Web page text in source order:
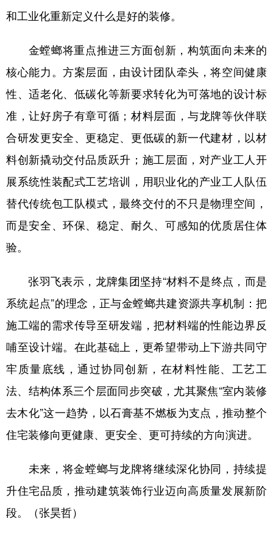
和工业化重新定义什么是好的装修。
金螳螂将重点推进三方面创新，构筑面向未来的
核心能力。方案层面，由设计团队牵头，将空间健康
性、适老化、低碳化等新要求转化为可落地的设计标
准，让好房子有章可循；材料层面，与龙牌等伙伴联
合研发更安全、更稳定、更低碳的新一代建材，以材
料创新撬动交付品质跃升；施工层面，对产业工人开
展系统性装配式工艺培训，用职业化的产业工人队伍
替代传统包工队模式，最终交付的不只是物理空间，
而是安全、环保、稳定、耐久、可感知的优质居住体
验。
张羽飞表示，龙牌集团坚持“材料不是终点，而是
系统起点”的理念，正与金螳螂共建资源共享机制：把
施工端的需求传导至研发端，把材料端的性能边界反
哺至设计端。在此基础上，更希望带动上下游共同守
牢质量底线，通过协同创新，在材料性能、工艺工
法、结构体系三个层面同步突破，尤其聚焦“室内装修
去木化”这一趋势，以石膏基不燃板为支点，推动整个
住宅装修向更健康、更安全、更可持续的方向演进。
未来，将金螳螂与龙牌将继续深化协同，持续提
升住宅品质，推动建筑装饰行业迈向高质量发展新阶
段。（张昊哲）